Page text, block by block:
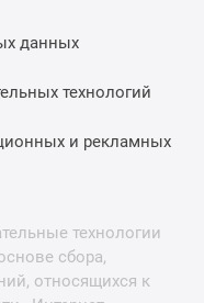
данных
технологий
и рекламных
технологии
сбора,
относящихся к